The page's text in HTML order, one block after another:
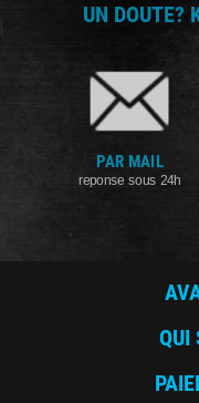
UN DOUTE?
PAR MAIL
reponse sous 24h
QUI